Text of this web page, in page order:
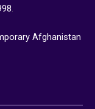
Afghanistan